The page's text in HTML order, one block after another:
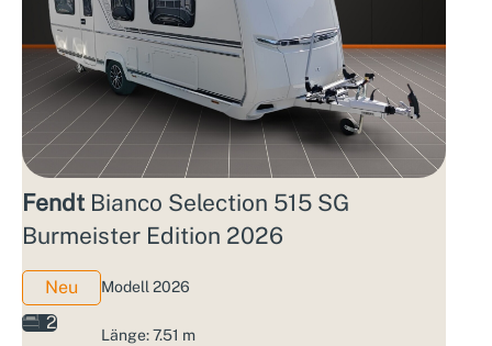
Fendt Bianco Selection 515 SG
Burmeister Edition 2026
Neu
2
Modell 2026
Länge: 7.51 m